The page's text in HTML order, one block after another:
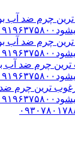
چرم ضد آب
دولتی
چرم ضد آب
دولتی
چرم ضد آب
دولتی
ترین چرم ضد
دولتی